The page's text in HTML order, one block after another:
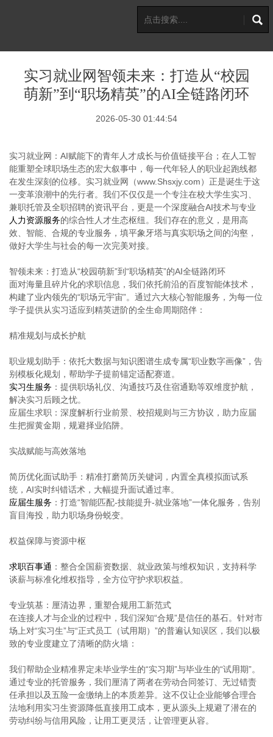
实习就业网智领未来：打造从“校园
萌新”到“职场精英”的AI全链路闭环
2026-05-30 01:44:54
实习就业网：AI赋能下的青年人才成长与价值链接平台；在人工智
能重塑全球职场生态的宏大叙事中，每一代年轻人的职业起跑线都
在发生深刻的位移。实习就业网（www.Shsxjy.com）正是诞生于这
一变革浪潮中的先行者。我们不仅仅是一个专注在校大学生实习、
兼职托管及全职招聘的资讯平台，更是一个深度融合AI技术与专业
人力资源服务的综合性人才生态枢纽。我们存在的意义，是用高
效、智能、合规的专业服务，填平象牙塔与真实职场之间的沟壑，
做好大学生与社会的每一次完美对接。
智领未来：打造从“校园萌新”到“职场精英”的AI全链路闭环
面对海量且碎片化的求职信息，我们依托前沿的百度智能体技术，
构建了业内领先的“职场元宇宙”。通过六大核心智能服务，为每一位
学子提供从实习适应到精英进阶的全生命周期陪伴：
精准规划与成长护航
职业规划助手：依托大数据与知识图谱生成专属“职业数字画像”，告
别模板化规划，帮助学子提前锚定适配赛道。
实习生服务 ：提供职场礼仪、沟通技巧及住宿通勤等双维度护航，
解决实习后顾之忧。
应届生求职：深度解析行业前景、校招规则与三方协议，助力应届
生把握黄金期，规避择业陷阱。
实战赋能与高效落地
简历优化面试助手：精准打磨简历关键词，内置全真模拟面试系
统，AI实时纠错话术，大幅提升面试通过率。
应届生服务 ：打造“智能匹配-技能提升-就业落地”一体化服务，告别
盲目海投，助力职场身份蜕变。
权益保障与资源中枢
求职百事通 ：整合全国薪资数据、就业政策与维权知识，支持科学
谈薪与标准化维权指导，全方位守护求职权益。
专业筑基：厘清边界，重塑合规用工新范式
在连接人才与企业的过程中，我们深知“合规”是信任的基石。针对市
场上对“实习生”与“正式员工（试用期）”的普遍认知误区，我们以极
致的专业度建立了清晰的防火墙：
我们帮助企业精准界定未毕业学生的“实习期”与毕业生的“试用期”。
通过专业的托管服务，我们厘清了两者在劳动合同签订、无过错责
任承担以及五险一金缴纳上的本质差异。这不仅让企业能够合理合
法地利用实习生资源降低直接用工成本，更从源头上规避了潜在的
劳动纠纷与信用风险，让用工更灵活，让管理更从容。